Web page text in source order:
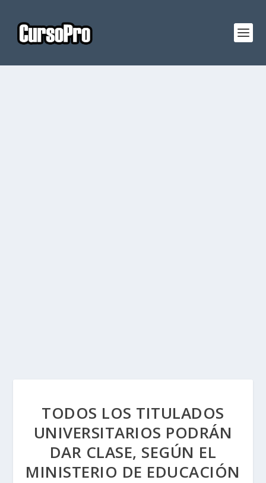
TODOS LOS TITULADOS
UNIVERSITARIOS PODRÁN
DAR CLASE, SEGÚN EL
MINISTERIO DE EDUCACIÓN